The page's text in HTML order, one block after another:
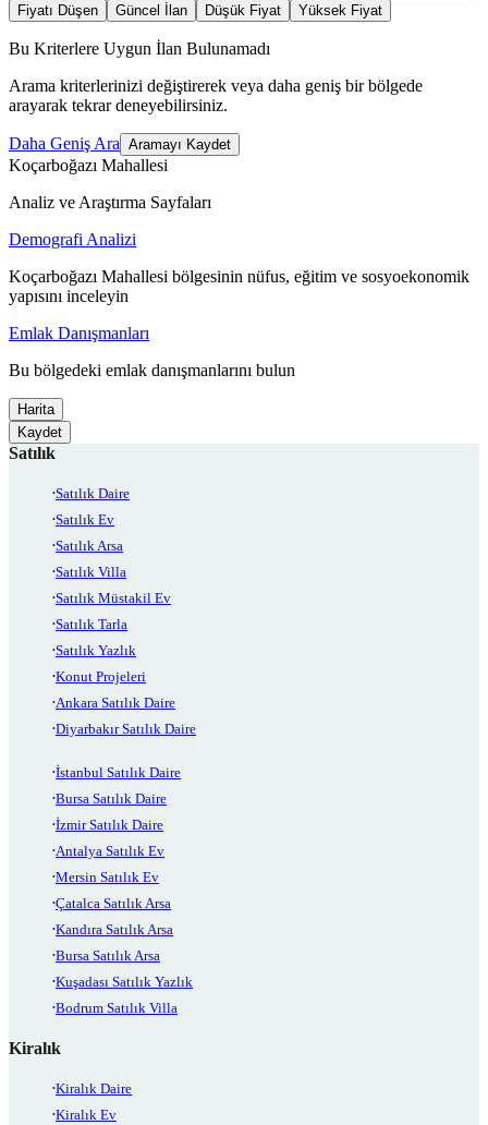
Fiyatı Düşen Güncel İlan Düşük Fiyat Yüksek Fiyat
Bu Kriterlere Uygun İlan Bulunamadı
Arama kriterlerinizi değiştirerek veya daha geniş bir bölgede
arayarak tekrar deneyebilirsiniz.
Daha Geniş Ara Aramayı Kaydet
Koçarboğazı Mahallesi
Analiz ve Araştırma Sayfaları
Demografi Analizi
Koçarboğazı Mahallesi bölgesinin nüfus, eğitim ve sosyoekonomik
yapısını inceleyin
Emlak Danışmanları
Bu bölgedeki emlak danışmanlarını bulun
Harita
Kaydet
Satılık
Satılık Daire
Satılık Ev
Satılık Arsa
Satılık Villa
Satılık Müstakil Ev
Satılık Tarla
Satılık Yazlık
Konut Projeleri
Ankara Satılık Daire
Diyarbakır Satılık Daire
İstanbul Satılık Daire
Bursa Satılık Daire
İzmir Satılık Daire
Antalya Satılık Ev
Mersin Satılık Ev
Çatalca Satılık Arsa
Kandıra Satılık Arsa
Bursa Satılık Arsa
Kuşadası Satılık Yazlık
Bodrum Satılık Villa
Kiralık
Kiralık Daire
Kiralık Ev